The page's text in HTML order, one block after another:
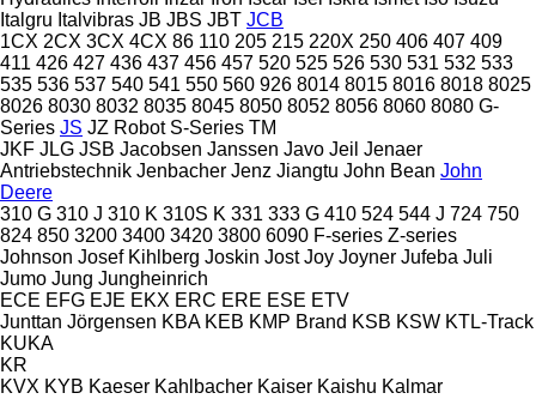
Italgru Italvibras JB JBS JBT JCB
1CX 2CX 3CX 4CX 86 110 205 215 220X 250 406 407 409
411 426 427 436 437 456 457 520 525 526 530 531 532 533
535 536 537 540 541 550 560 926 8014 8015 8016 8018 8025
8026 8030 8032 8035 8045 8050 8052 8056 8060 8080 G-
Series JS JZ Robot S-Series TM
JKF JLG JSB Jacobsen Janssen Javo Jeil Jenaer
Antriebstechnik Jenbacher Jenz Jiangtu John Bean John
Deere
310 G 310 J 310 K 310S K 331 333 G 410 524 544 J 724 750
824 850 3200 3400 3420 3800 6090 F-series Z-series
Johnson Josef Kihlberg Joskin Jost Joy Joyner Jufeba Juli
Jumo Jung Jungheinrich
ECE EFG EJE EKX ERC ERE ESE ETV
Junttan Jörgensen KBA KEB KMP Brand KSB KSW KTL-Track
KUKA
KR
KVX KYB Kaeser Kahlbacher Kaiser Kaishu Kalmar